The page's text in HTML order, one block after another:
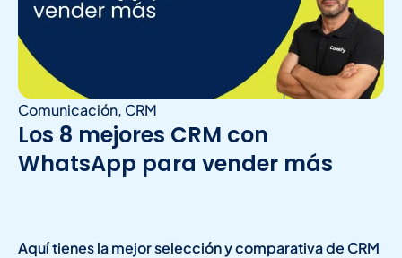
Comunicación, CRM
Los 8 mejores CRM con
WhatsApp para vender más
Aquí tienes la mejor selección y comparativa de CRM